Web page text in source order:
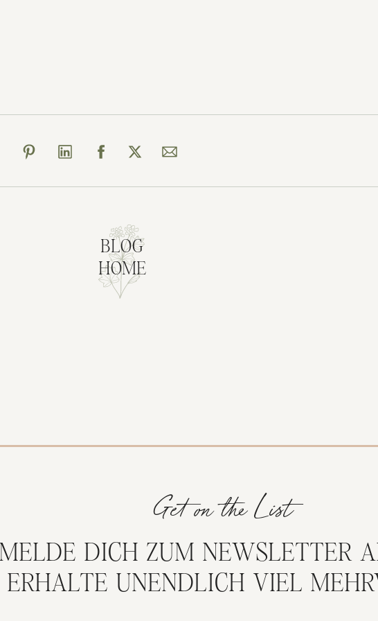
BLOG
HOME
Get on the List
MELDE DICH ZUM NEWSLETTER
ERHALTE UNENDLICH VIEL